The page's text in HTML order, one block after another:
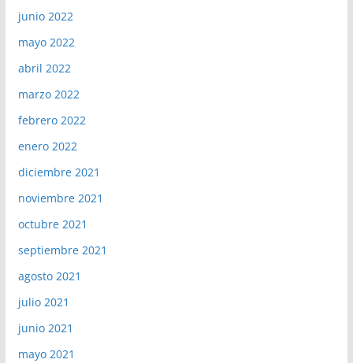
junio 2022
mayo 2022
abril 2022
marzo 2022
febrero 2022
enero 2022
diciembre 2021
noviembre 2021
octubre 2021
septiembre 2021
agosto 2021
julio 2021
junio 2021
mayo 2021